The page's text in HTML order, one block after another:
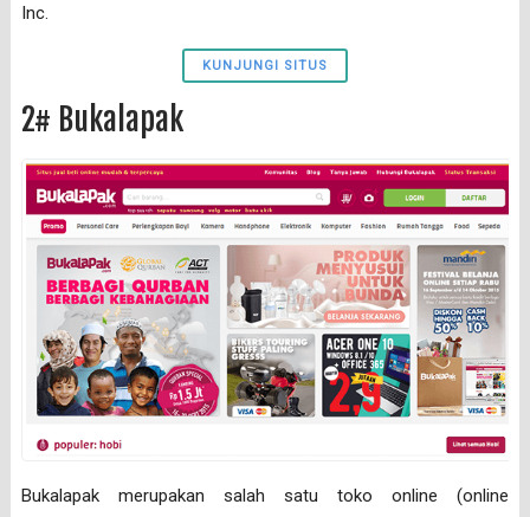
Inc.
KUNJUNGI SITUS
2# Bukalapak
Bukalapak merupakan salah satu toko online (online